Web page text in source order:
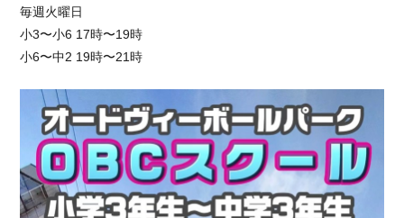
毎週火曜日
小3〜小6 17時〜19時
小6〜中2 19時〜21時